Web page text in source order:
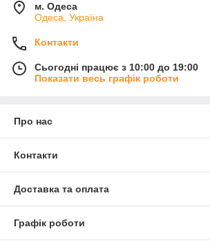
м. Одеса
Одеса, Україна
Контакти
Сьогодні працює з 10:00 до 19:00
Показати весь графік роботи
Про нас
Контакти
Доставка та оплата
Графік роботи